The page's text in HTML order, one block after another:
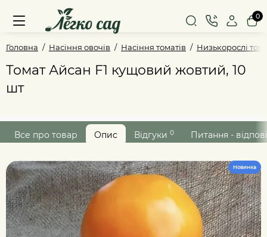
0
Головна Насіння овочів Насіння томатів Низькорослі
Томат Айсан F1 кущовий жовтий, 10
шт
Все про товар Опис Відгуки 0 Питання -
Новинка